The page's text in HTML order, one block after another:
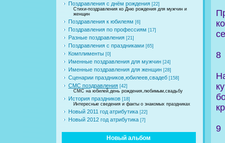
Поздравления с днём рождения [22]
Стихи-поздравления ко Дню рождения для мужчин и
женщин
Поздравления к юбилеям [6]
Поздравления по профессиям [17]
Разные поздравления [21]
Поздравления с праздниками [65]
Комплименты [0]
Именные поздравления для мужчин [24]
Именные поздравления для женщин [28]
Сценарии праздников,юбилеев,свадеб [158]
СМС поздравления [42]
СМС на юбилей,день рождения,любимым,свадьбу
История праздников [18]
Интересные сведения и факты о знакомых праздниках
Новый 2011 год атрибутика [22]
Новый 2012 год атрибутика [7]
Новый альбом
8
9